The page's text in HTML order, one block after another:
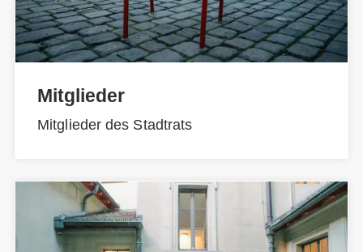
Mitglieder
Mitglieder des Stadtrats